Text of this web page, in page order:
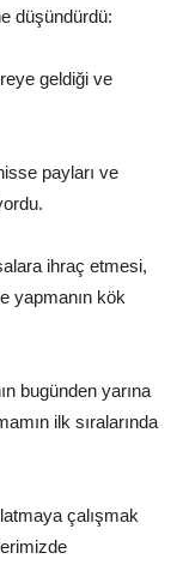
düşündürdü:
geldiği ve
payları ve
ihraç etmesi,
yapmanın kök
bugünden yarına
ilk sıralarında
çalışmak